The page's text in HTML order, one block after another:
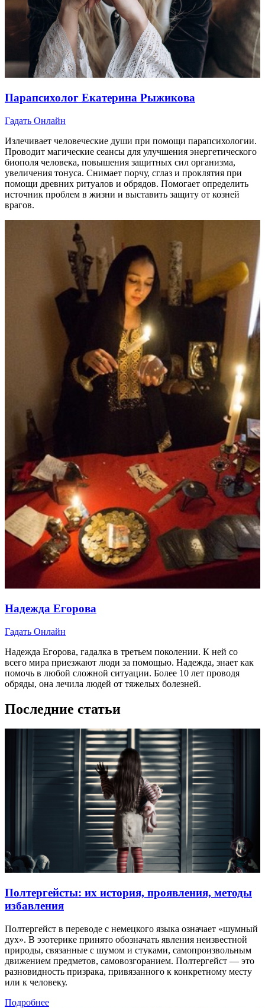
Парапсихолог Екатерина Рыжикова
Гадать Онлайн
Излечивает человеческие души при помощи парапсихологии.
Проводит магические сеансы для улучшения энергетического
биополя человека, повышения защитных сил организма,
увеличения тонуса. Снимает порчу, сглаз и проклятия при
помощи древних ритуалов и обрядов. Помогает определить
источник проблем в жизни и выставить защиту от козней
врагов.
Надежда Егорова
Гадать Онлайн
Надежда Егорова, гадалка в третьем поколении. К ней со
всего мира приезжают люди за помощью. Надежда, знает как
помочь в любой сложной ситуации. Более 10 лет проводя
обряды, она лечила людей от тяжелых болезней.
Последние статьи
Полтергейсты: их история, проявления, методы
избавления
Полтергейст в переводе с немецкого языка означает «шумный
дух». В эзотерике принято обозначать явления неизвестной
природы, связанные с шумом и стуками, самопроизвольным
движением предметов, самовозгоранием. Полтергейст — это
разновидность призрака, привязанного к конкретному месту
или к человеку.
Подробнее